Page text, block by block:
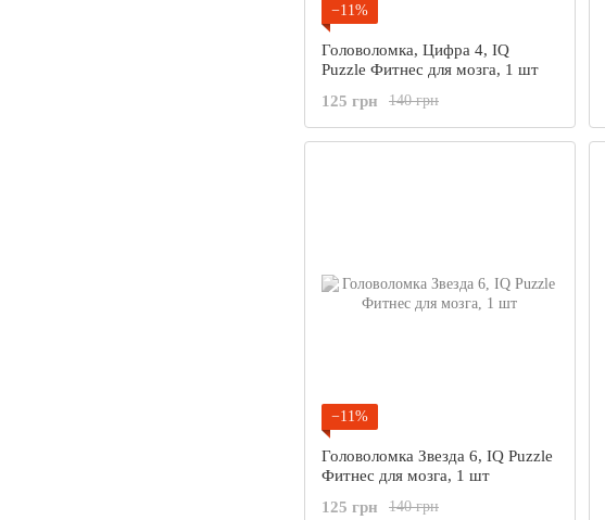
−11%
Головоломка, Цифра 4, IQ
Puzzle Фитнес для мозга, 1 шт
140 грн
125 грн
−11%
Головоломка Звезда 6, IQ Puzzle
Фитнес для мозга, 1 шт
140 грн
125 грн